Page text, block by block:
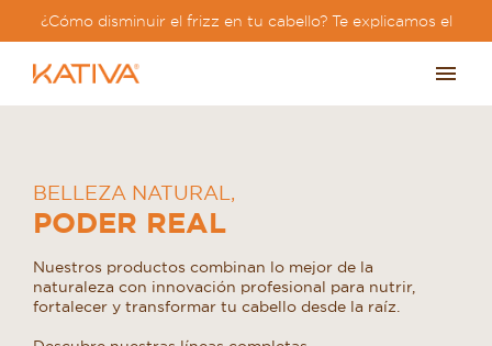
¿Cómo disminuir el frizz en tu cabello? Te explicamos el
BELLEZA NATURAL ,
PODER REAL
Nuestros productos combinan lo mejor de la
naturaleza con innovación profesional para nutrir,
fortalecer y transformar tu cabello desde la raíz.